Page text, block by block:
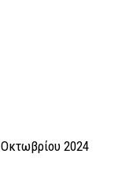
Οκτωβρίου 2024